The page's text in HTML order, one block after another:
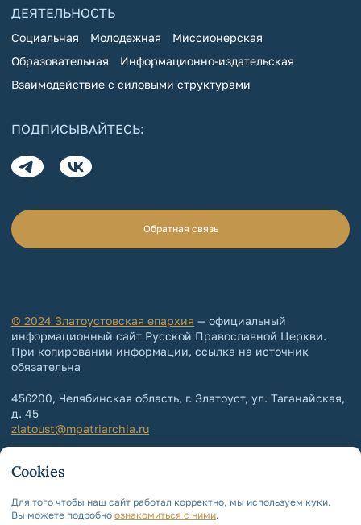
ДЕЯТЕЛЬНОСТЬ
Социальная Молодежная
Миссионерская
Образовательная
Информационно-издательская
Взаимодействие с силовыми структурами
ПОДПИСЫВАЙТЕСЬ:
Обратная связь
© 2024 Златоустовская епархия — официальный
информационный сайт Русской Православной Церкви.
При копировании информации, ссылка на источник
обязательна
456200, Челябинская область, г. Златоуст, ул. Таганайская,
д. 45
zlatoust@mpatriarchia.ru
+7 (3513) 64-64-64
Политика обработки и защиты
Cookies
Для того чтобы наш сайт работал корректно, мы используем куки.
Вы можете подробно ознакомиться с ними.